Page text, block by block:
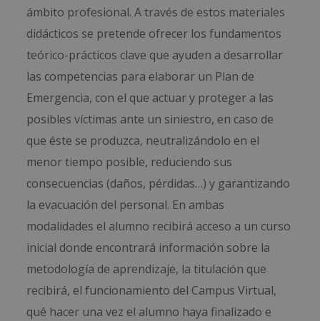
ámbito profesional. A través de estos materiales
didácticos se pretende ofrecer los fundamentos
teórico-prácticos clave que ayuden a desarrollar
las competencias para elaborar un Plan de
Emergencia, con el que actuar y proteger a las
posibles víctimas ante un siniestro, en caso de
que éste se produzca, neutralizándolo en el
menor tiempo posible, reduciendo sus
consecuencias (daños, pérdidas…) y garantizando
la evacuación del personal. En ambas
modalidades el alumno recibirá acceso a un curso
inicial donde encontrará información sobre la
metodología de aprendizaje, la titulación que
recibirá, el funcionamiento del Campus Virtual,
qué hacer una vez el alumno haya finalizado e